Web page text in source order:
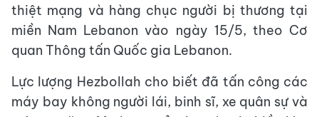
thiệt mạng và hàng chục người bị thương tại
miền Nam Lebanon vào ngày 15/5, theo Cơ
quan Thông tấn Quốc gia Lebanon.
Lực lượng Hezbollah cho biết đã tấn công các
máy bay không người lái, binh sĩ, xe quân sự và